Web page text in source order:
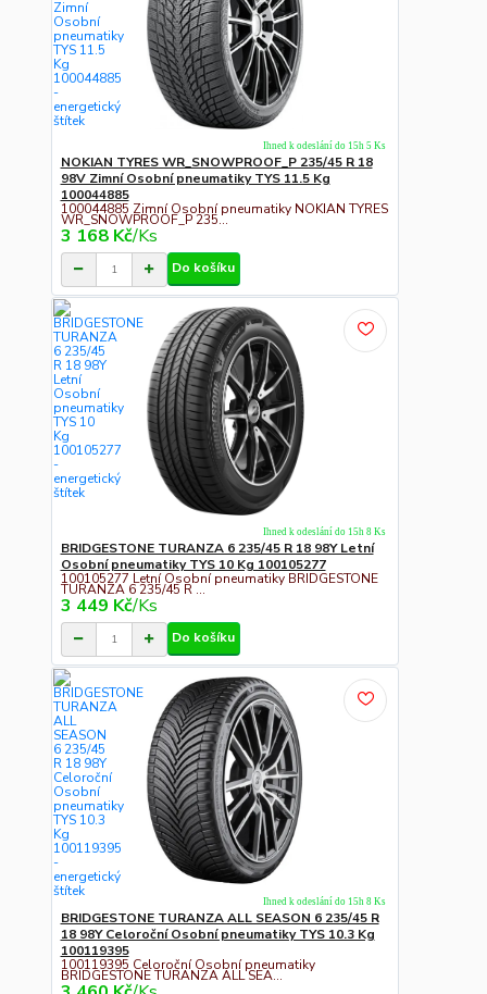
NOKIAN TYRES WR_SNOWPROOF_P 235/45 R 18
98V Zimní Osobní pneumatiky TYS 11.5 Kg
100044885
100044885 Zimní Osobní pneumatiky NOKIAN TYRES
WR_SNOWPROOF_P 235...
3 168 Kč/Ks
Ihned k odeslání do 15h 5 Ks
Do košíku
BRIDGESTONE TURANZA 6 235/45 R 18 98Y Letní
Osobní pneumatiky TYS 10 Kg 100105277
100105277 Letní Osobní pneumatiky BRIDGESTONE
TURANZA 6 235/45 R ...
3 449 Kč/Ks
Ihned k odeslání do 15h 8 Ks
Do košíku
BRIDGESTONE TURANZA ALL SEASON 6 235/45 R
18 98Y Celoroční Osobní pneumatiky TYS 10.3 Kg
100119395
100119395 Celoroční Osobní pneumatiky
BRIDGESTONE TURANZA ALL SEA...
Ihned k odeslání do 15h 8 Ks